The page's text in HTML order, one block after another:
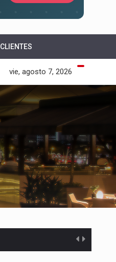
CLIENTES
vie, agosto 7, 2026